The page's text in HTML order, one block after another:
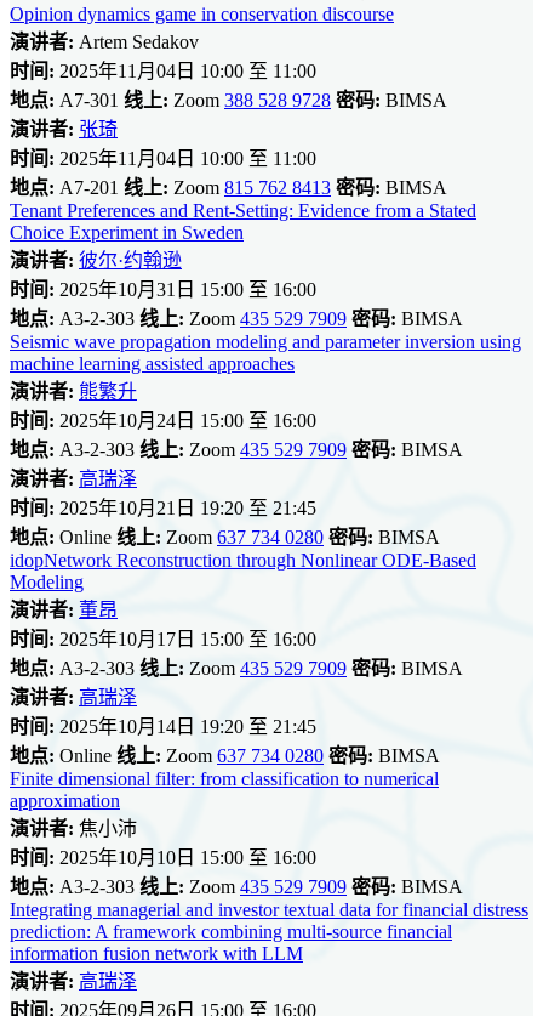
Opinion dynamics game in conservation discourse
演讲者: Artem Sedakov
时间: 2025年11月04日 10:00 至 11:00
地点: A7-301 线上: Zoom 388 528 9728 密码: BIMSA
演讲者: 张琦
时间: 2025年11月04日 10:00 至 11:00
地点: A7-201 线上: Zoom 815 762 8413 密码: BIMSA
Tenant Preferences and Rent-Setting: Evidence from a Stated
Choice Experiment in Sweden
演讲者: 彼尔·约翰逊
时间: 2025年10月31日 15:00 至 16:00
地点: A3-2-303 线上: Zoom 435 529 7909 密码: BIMSA
Seismic wave propagation modeling and parameter inversion using
machine learning assisted approaches
演讲者: 熊繁升
时间: 2025年10月24日 15:00 至 16:00
地点: A3-2-303 线上: Zoom 435 529 7909 密码: BIMSA
演讲者: 高瑞泽
时间: 2025年10月21日 19:20 至 21:45
地点: Online 线上: Zoom 637 734 0280 密码: BIMSA
idopNetwork Reconstruction through Nonlinear ODE-Based
Modeling
演讲者: 董昂
时间: 2025年10月17日 15:00 至 16:00
地点: A3-2-303 线上: Zoom 435 529 7909 密码: BIMSA
演讲者: 高瑞泽
时间: 2025年10月14日 19:20 至 21:45
地点: Online 线上: Zoom 637 734 0280 密码: BIMSA
Finite dimensional filter: from classification to numerical
approximation
演讲者: 焦小沛
时间: 2025年10月10日 15:00 至 16:00
地点: A3-2-303 线上: Zoom 435 529 7909 密码: BIMSA
Integrating managerial and investor textual data for financial distress
prediction: A framework combining multi-source financial
information fusion network with LLM
演讲者: 高瑞泽
时间: 2025年09月26日 15:00 至 16:00